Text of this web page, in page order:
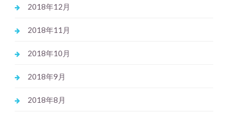
2018年12月
2018年11月
2018年10月
2018年9月
2018年8月